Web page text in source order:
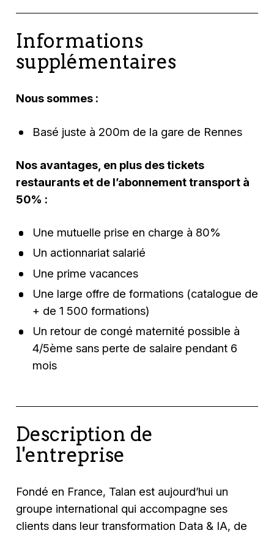
Informations
supplémentaires
Nous sommes :
Basé juste à 200m de la gare de Rennes
Nos avantages, en plus des tickets
restaurants et de l’abonnement transport à
50% :
Une mutuelle prise en charge à 80%
Un actionnariat salarié
Une prime vacances
Une large offre de formations (catalogue de
+ de 1 500 formations)
Un retour de congé maternité possible à
4/5ème sans perte de salaire pendant 6
mois
Description de
l'entreprise
Fondé en France, Talan est aujourd’hui un
groupe international qui accompagne ses
clients dans leur transformation Data & IA, de